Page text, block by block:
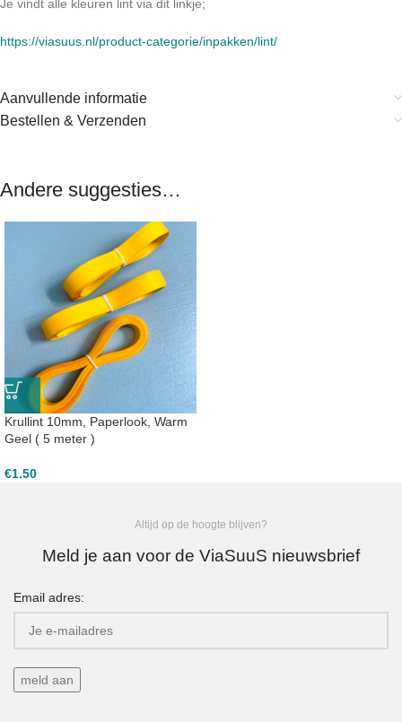
Je vindt alle kleuren lint via dit linkje;
https://viasuus.nl/product-categorie/inpakken/lint/
Aanvullende informatie
Bestellen & Verzenden
Andere suggesties…
Krullint 10mm, Paperlook, Warm
Geel ( 5 meter )
€1.50
Altijd op de hoogte blijven?
Meld je aan voor de ViaSuuS nieuwsbrief
Email adres: